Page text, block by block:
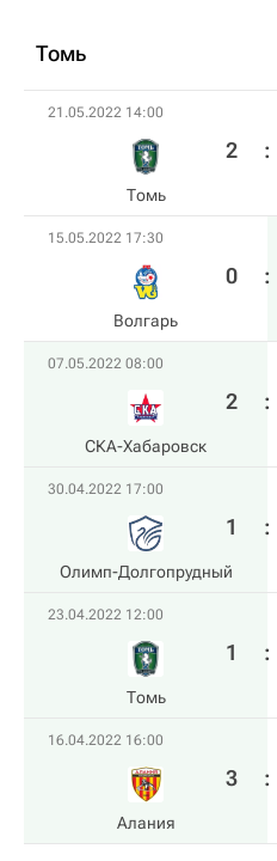
Томь
21.05.2022 14:00
Томь
2 :
15.05.2022 17:30
Волгарь
0 :
07.05.2022 08:00
СКА-Хабаровск
2 :
30.04.2022 17:00
Олимп-Долгопрудный
1 :
23.04.2022 12:00
Томь
1 :
16.04.2022 16:00
Алания
3 :